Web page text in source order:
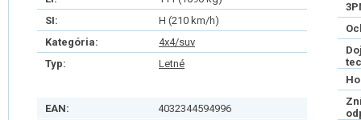
SI:
H (210 km/h)
Kategória:
4x4/suv
Typ:
Letné
EAN:
4032344594996